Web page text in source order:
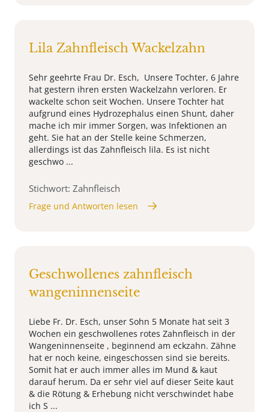
Lila Zahnfleisch Wackelzahn
Sehr geehrte Frau Dr. Esch, Unsere Tochter, 6 Jahre
hat gestern ihren ersten Wackelzahn verloren. Er
wackelte schon seit Wochen. Unsere Tochter hat
aufgrund eines Hydrozephalus einen Shunt, daher
mache ich mir immer Sorgen, was Infektionen an
geht. Sie hat an der Stelle keine Schmerzen,
allerdings ist das Zahnfleisch lila. Es ist nicht
geschwo ...
Stichwort: Zahnfleisch
Frage und Antworten lesen
Geschwollenes zahnfleisch
wangeninnenseite
Liebe Fr. Dr. Esch, unser Sohn 5 Monate hat seit 3
Wochen ein geschwollenes rotes Zahnfleisch in der
Wangeninnenseite , beginnend am eckzahn. Zähne
hat er noch keine, eingeschossen sind sie bereits.
Somit hat er auch immer alles im Mund & kaut
darauf herum. Da er sehr viel auf dieser Seite kaut
& die Rötung & Erhebung nicht verschwindet habe
ich S ...